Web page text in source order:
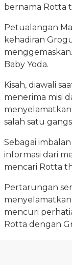
bernama Rotta
Petualangan
kehadiran
Baby Yoda.
Kisah, diawali
menerima misi
salah satu
Sebagai
informasi dari
mencari Rotta
Pertarungan
mencuri
Rotta dengan